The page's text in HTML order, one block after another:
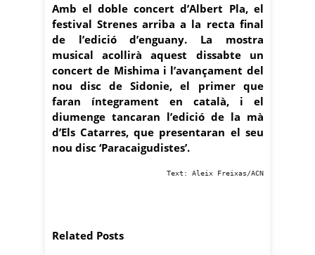
Amb el doble concert d’Albert Pla, el
festival Strenes arriba a la recta final
de l’edició d’enguany. La mostra
musical acollirà aquest dissabte un
concert de Mishima i l’avançament del
nou disc de Sidonie, el primer que
faran íntegrament en català, i el
diumenge tancaran l’edició de la mà
d’Els Catarres, que presentaran el seu
nou disc ‘Paracaigudistes’.
Text: Aleix Freixas/ACN
Related Posts